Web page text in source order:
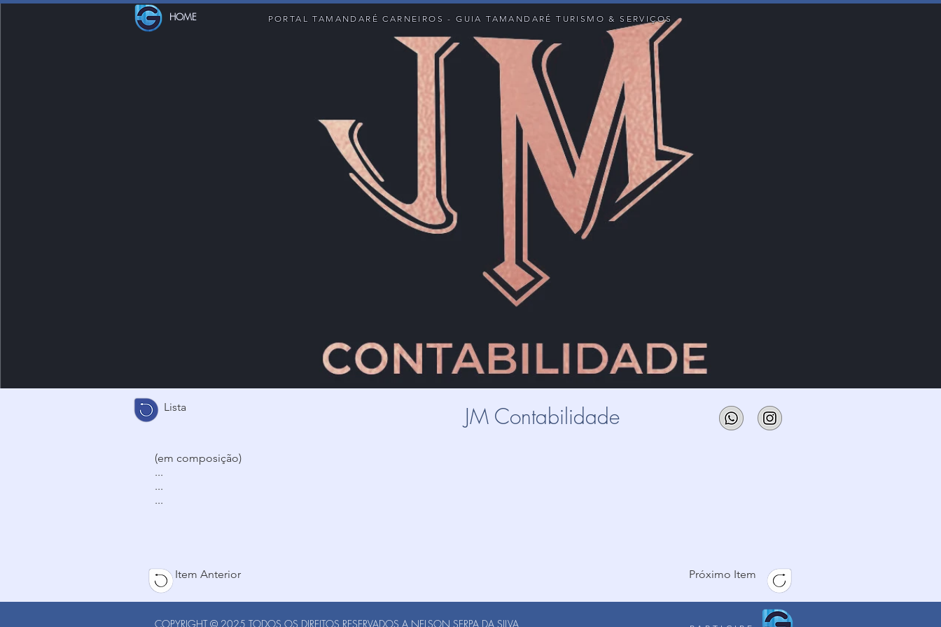
HOME PORTAL TAMANDARÉ CARNEIROS - GUIA TAMANDARÉ TURISMO & SERVIÇOS
Lista JM Contabilidade
(em composição)
...
...
...
Item Anterior Próximo Item
COPYRIGHT © 2025 TODOS OS DIREITOS RESERVADOS A NELSON SERPA DA SILVA